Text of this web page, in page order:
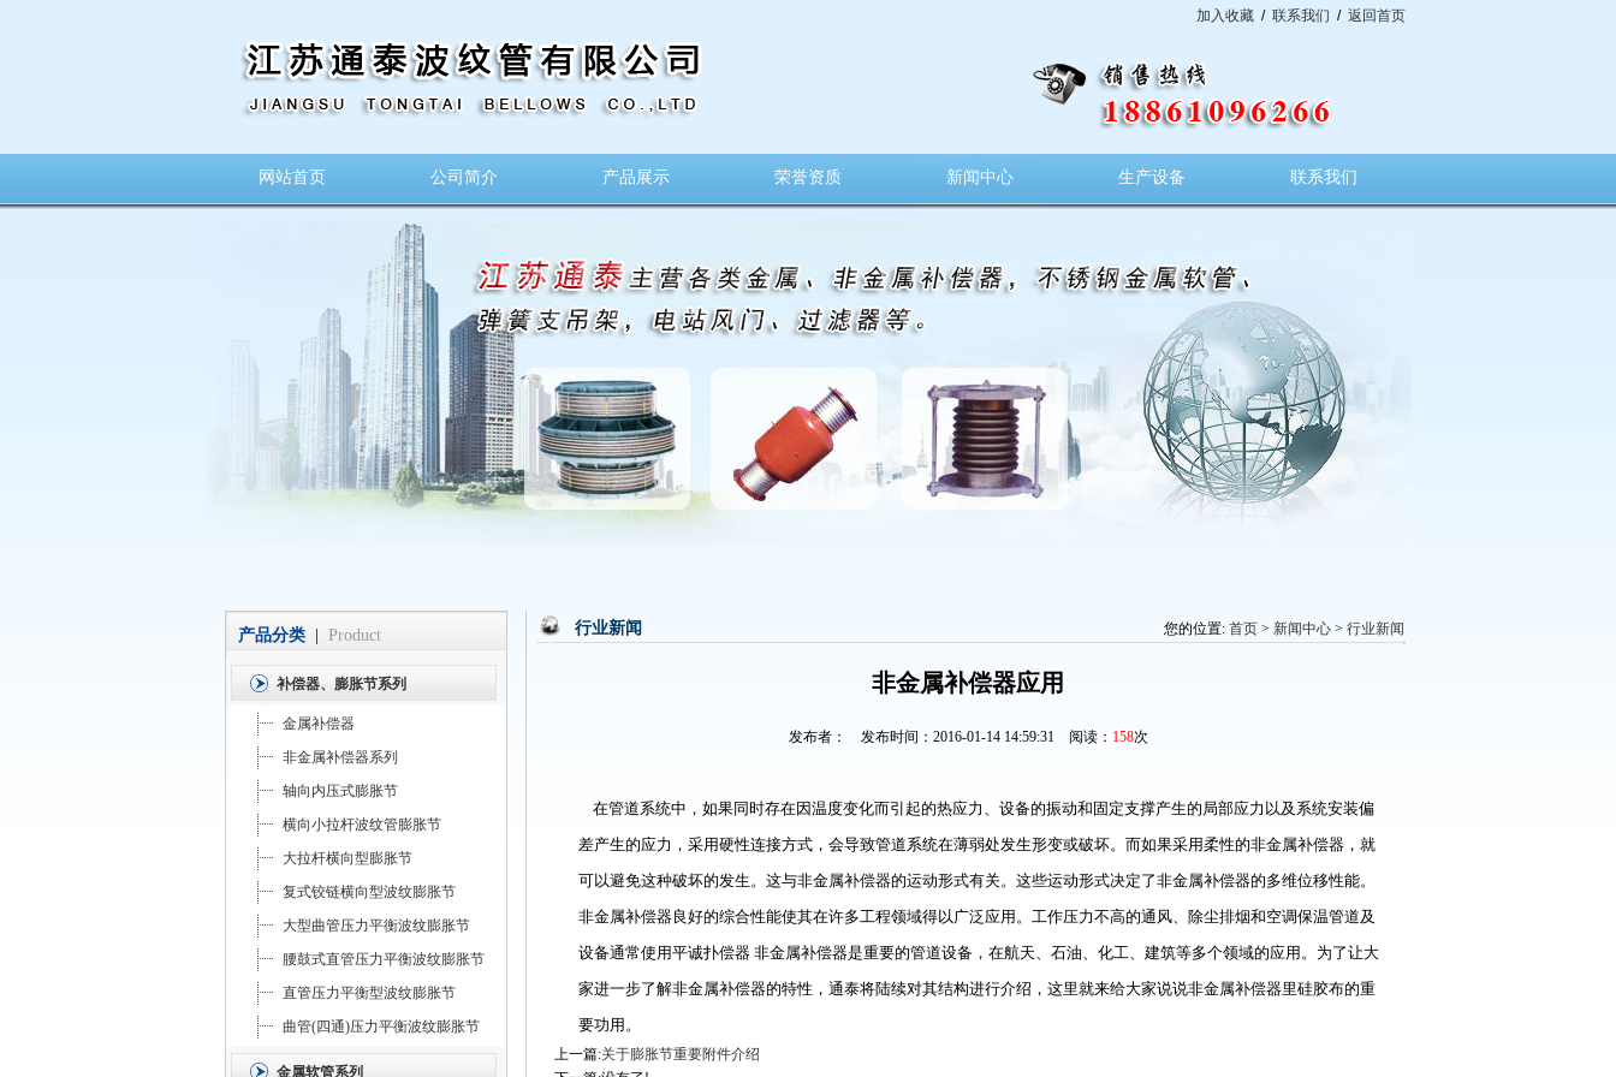
加入收藏 / 联系我们 / 返回首页
网站首页 公司简介 产品展示 荣誉资质 新闻中心 生产设备 联系我们
产品分类 Product
补偿器、膨胀节系列
金属补偿器
非金属补偿器系列
轴向内压式膨胀节
横向小拉杆波纹管膨胀节
大拉杆横向型膨胀节
复式铰链横向型波纹膨胀节
大型曲管压力平衡波纹膨胀节
腰鼓式直管压力平衡波纹膨胀节
直管压力平衡型波纹膨胀节
曲管(四通)压力平衡波纹膨胀节
金属软管系列
行业新闻 您的位置: 首页 > 新闻中心 > 行业新闻
非金属补偿器应用
发布者： 发布时间：2016-01-14 14:59:31 阅读： 158次
在管道系统中，如果同时存在因温度变化而引起的热应力、设备的振动和固定支撑产生的局部应力以及系统安装偏
差产生的应力，采用硬性连接方式，会导致管道系统在薄弱处发生形变或破坏。而如果采用柔性的非金属补偿器，就
可以避免这种破坏的发生。这与非金属补偿器的运动形式有关。这些运动形式决定了非金属补偿器的多维位移性能。
非金属补偿器良好的综合性能使其在许多工程领域得以广泛应用。工作压力不高的通风、除尘排烟和空调保温管道及
设备通常使用平诚扑偿器 非金属补偿器是重要的管道设备，在航天、石油、化工、建筑等多个领域的应用。为了让大
家进一步了解非金属补偿器的特性，通泰将陆续对其结构进行介绍，这里就来给大家说说非金属补偿器里硅胶布的重
要功用。
上一篇:关于膨胀节重要附件介绍